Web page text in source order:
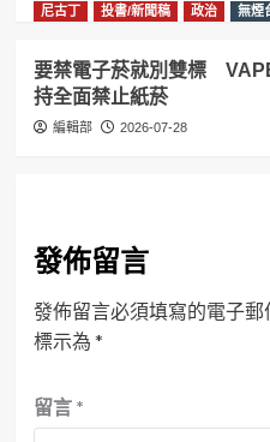
尼古丁
投書/新聞稿 政治 無煙
要禁電子菸就別雙標
持全面禁止紙菸
編輯部 2026-07-28
發佈留言
發佈留言必須填寫的電子郵
標示為 *
留言 *